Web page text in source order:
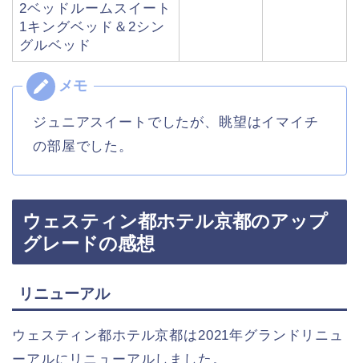
2ベッドルームスイート
1キングベッド＆2シン
グルベッド
ジュニアスイートでしたが、眺望はイマイチ
の部屋でした。
ウェスティン都ホテル京都のアップ
グレードの感想
リニューアル
ウェスティン都ホテル京都は2021年グランドリニュ
ーアルにリニューアルしました。